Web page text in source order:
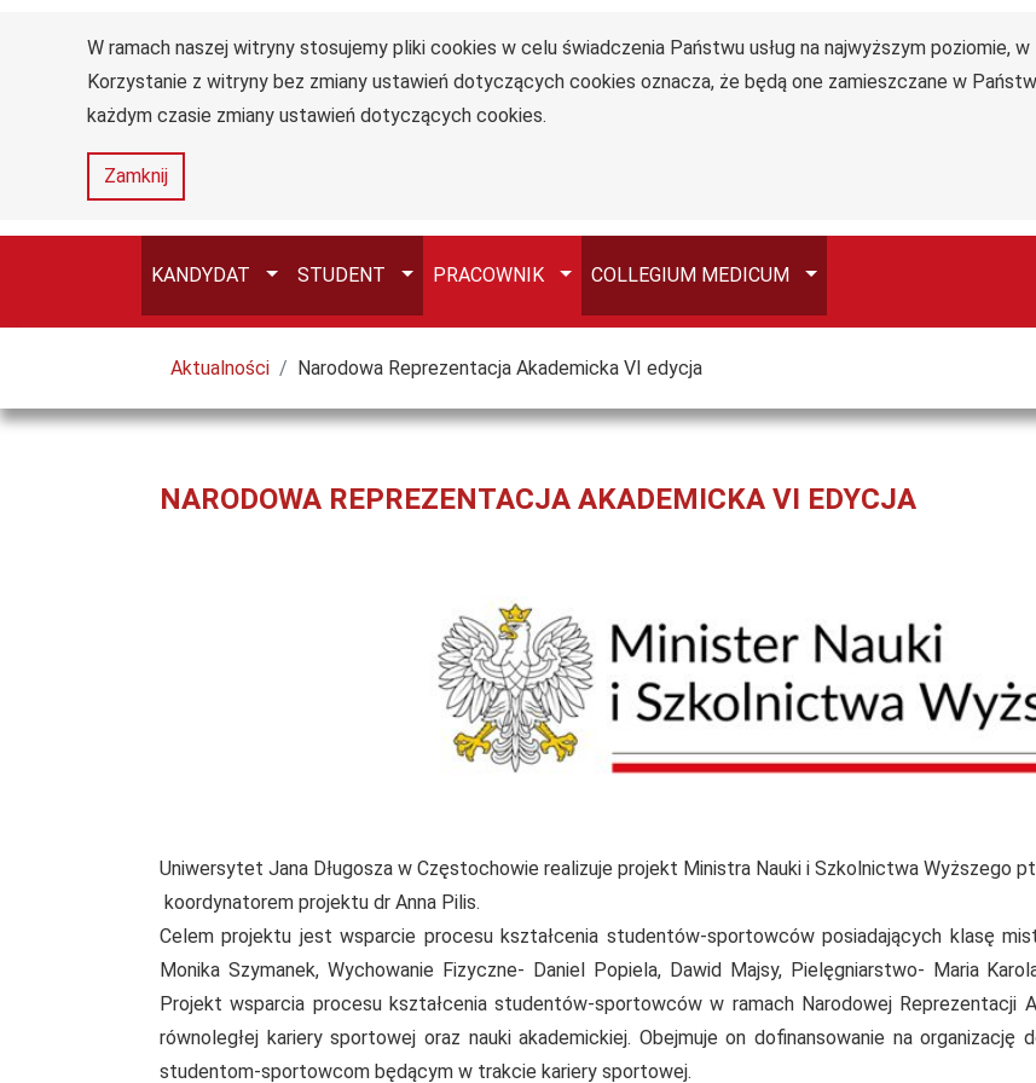
W ramach naszej witryny stosujemy pliki cookies w celu świadczenia Państwu usług na najwyższym poziomie,
Korzystanie z witryny bez zmiany ustawień dotyczących cookies oznacza, że będą one zamieszczane w
każdym czasie zmiany ustawień dotyczących cookies.
Zamknij
Przejdź do głównego menu
Przejdź do treści
Przejdź do wyszukiwarki
Przejdź do mapy serwisuUniwersytet
Jana
Długosza
Collegium
Medicum
KANDYDAT Przełącz
STUDENT Przełącz
PRACOWNIK Przełącz
COLLEGIUM MEDICUM Przełącz
Tutaj jesteś
Aktualności Narodowa Reprezentacja Akademicka VI edycja
NARODOWA REPREZENTACJA AKADEMICKA VI EDYCJA
Uniwersytet Jana Długosza w Częstochowie realizuje projekt Ministra Nauki i Szkolnictwa Wyższego
koordynatorem projektu dr Anna Pilis.
Celem projektu jest wsparcie procesu kształcenia studentów-sportowców posiadających klasę
Monika Szymanek, Wychowanie Fizyczne- Daniel Popiela, Dawid Majsy, Pielęgniarstwo- Maria
Projekt wsparcia procesu kształcenia studentów-sportowców w ramach Narodowej Reprezentacji
równoległej kariery sportowej oraz nauki akademickiej. Obejmuje on dofinansowanie na
studentom-sportowcom będącym w trakcie kariery sportowej.